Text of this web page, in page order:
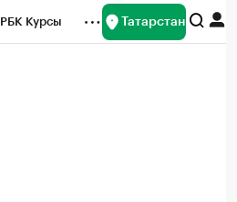
РБК Курсы Татарстан